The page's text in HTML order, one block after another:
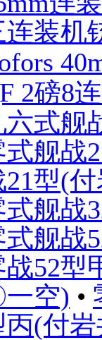
连装机
2磅8
六式舰
式舰战
21型(
式舰战
式舰战
战52型
一空) •
丙(付